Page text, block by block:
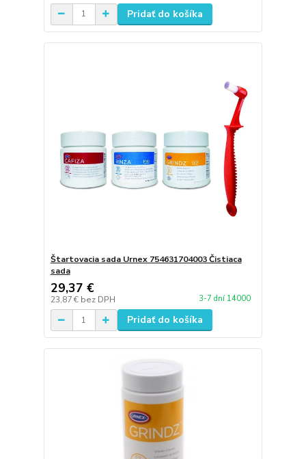
Pridať do košíka
Štartovacia sada Urnex 754631704003 Čistiaca
sada
29,37 €
23,87 € bez DPH 3-7 dní 14000
Pridať do košíka